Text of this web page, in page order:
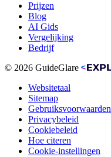
Prijzen
Blog
AI Gids
Vergelijking
Bedrijf
© 2026 GuideGlare
Websitetaal
Sitemap
Gebruiksvoorwaarden
Privacybeleid
Cookiebeleid
Hoe citeren
Cookie-instellingen